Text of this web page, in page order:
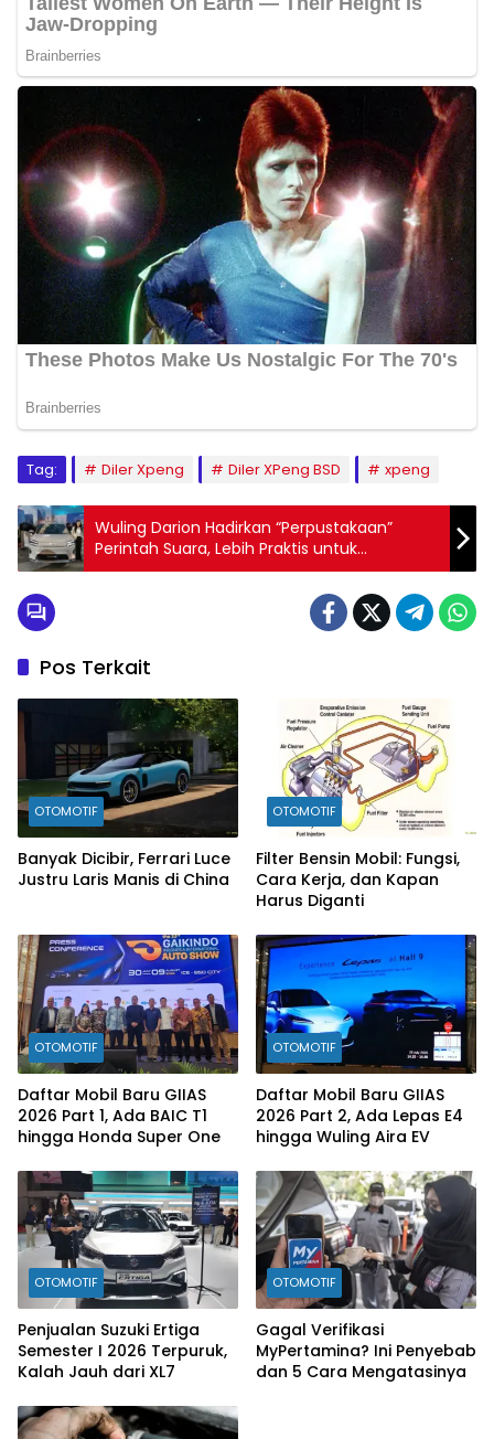
Tag: Diler Xpeng Diler XPeng BSD xpeng
Wuling Darion Hadirkan “Perpustakaan”
Perintah Suara, Lebih Praktis untuk
Pengguna
Pos Terkait
OTOMOTIF
Banyak Dicibir, Ferrari Luce
Justru Laris Manis di China
OTOMOTIF
Filter Bensin Mobil: Fungsi,
Cara Kerja, dan Kapan
Harus Diganti
OTOMOTIF
Daftar Mobil Baru GIIAS
2026 Part 1, Ada BAIC T1
hingga Honda Super One
OTOMOTIF
Daftar Mobil Baru GIIAS
2026 Part 2, Ada Lepas E4
hingga Wuling Aira EV
OTOMOTIF
Penjualan Suzuki Ertiga
Semester I 2026 Terpuruk,
Kalah Jauh dari XL7
OTOMOTIF
Gagal Verifikasi
MyPertamina? Ini Penyebab
dan 5 Cara Mengatasinya